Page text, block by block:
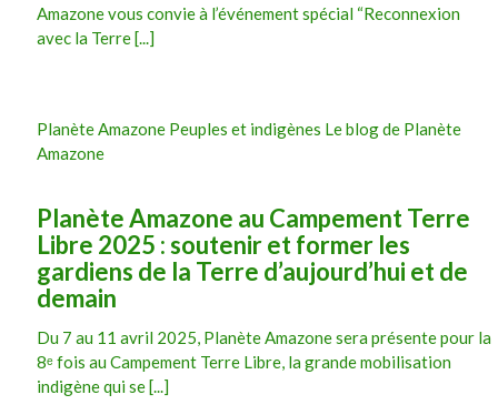
Amazone vous convie à l’événement spécial “Reconnexion
avec la Terre [...]
Planète Amazone Peuples et indigènes Le blog de Planète
Amazone
Planète Amazone au Campement Terre
Libre 2025 : soutenir et former les
gardiens de la Terre d’aujourd’hui et de
demain
Du 7 au 11 avril 2025, Planète Amazone sera présente pour la
8ᵉ fois au Campement Terre Libre, la grande mobilisation
indigène qui se [...]